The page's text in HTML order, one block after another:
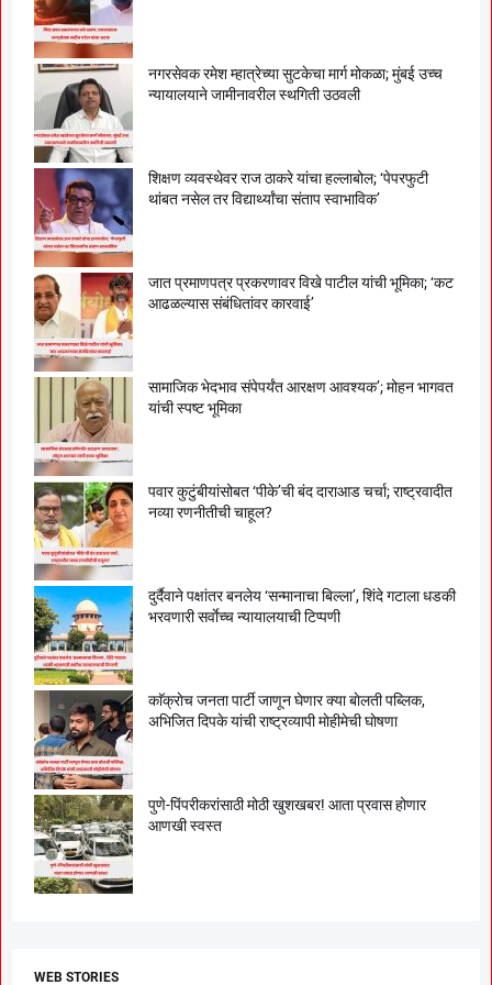
नगरसेवक रमेश म्हात्रेच्या सुटकेचा मार्ग मोकळा; मुंबई उच्च
न्यायालयाने जामीनावरील स्थगिती उठवली
शिक्षण व्यवस्थेवर राज ठाकरे यांचा हल्लाबोल; ‘पेपरफुटी
थांबत नसेल तर विद्यार्थ्यांचा संताप स्वाभाविक’
जात प्रमाणपत्र प्रकरणावर विखे पाटील यांची भूमिका; ‘कट
आढळल्यास संबंधितांवर कारवाई’
सामाजिक भेदभाव संपेपर्यंत आरक्षण आवश्यक’; मोहन भागवत
यांची स्पष्ट भूमिका
पवार कुटुंबीयांसोबत ‘पीके’ची बंद दाराआड चर्चा; राष्ट्रवादीत
नव्या रणनीतीची चाहूल?
दुर्दैवाने पक्षांतर बनलेय ‘सन्मानाचा बिल्ला’, शिंदे गटाला धडकी
भरवणारी सर्वाेच्च न्यायालयाची टिप्पणी
काॅक्राेच जनता पार्टी जाणून घेणार क्या बाेलती पब्लिक,
अभिजित दिपके यांची राष्ट्रव्यापी माेहीमेची घाेषणा
पुणे-पिंपरीकरांसाठी मोठी खुशखबर! आता प्रवास होणार
आणखी स्वस्त
WEB STORIES